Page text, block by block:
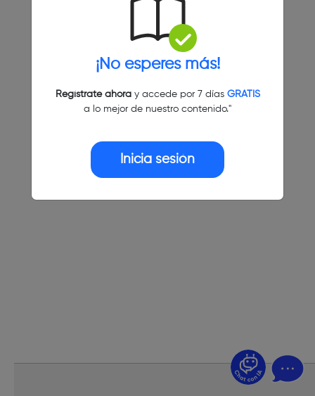
¡No esperes más!
Regístrate ahoray accede por 7 días GRATIS
a lo mejor de nuestro contenido."
Inicia sesión